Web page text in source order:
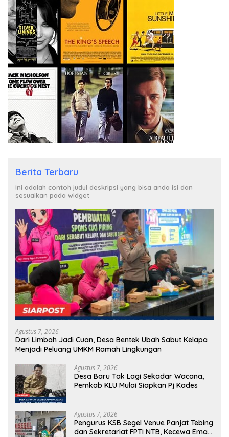
Berita Terbaru
Ini adalah contoh judul deskripsi yang bisa anda isi dan
sesuaikan pada widget
Agustus 7, 2026
Dari Limbah Jadi Cuan, Desa Bentek Ubah Sabut Kelapa
Menjadi Peluang UMKM Ramah Lingkungan
Agustus 7, 2026
Desa Baru Tak Lagi Sekadar Wacana,
Pemkab KLU Mulai Siapkan Pj Kades
Agustus 7, 2026
Pengurus KSB Segel Venue Panjat Tebing
dan Sekretariat FPTI NTB, Kecewa Emas